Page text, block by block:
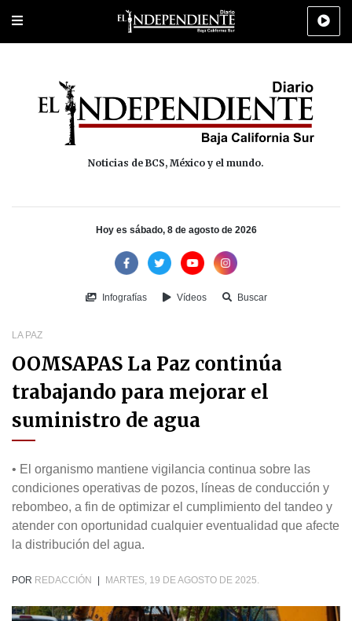
Portada Los Cabos Policiaca Deportes Cultura
Noticias de BCS, México y el mundo.
Hoy es sábado, 8 de agosto de 2026
Infografías Vídeos Buscar
LA PAZ
OOMSAPAS La Paz continúa
trabajando para mejorar el
suministro de agua
• El organismo mantiene vigilancia continua sobre las
condiciones operativas de pozos, líneas de conducción y
rebombeo, a fin de optimizar el cumplimiento del tandeo y
atender con oportunidad cualquier eventualidad que afecte
la distribución del agua.
POR REDACCIÓN MARTES, 19 DE AGOSTO DE 2025.